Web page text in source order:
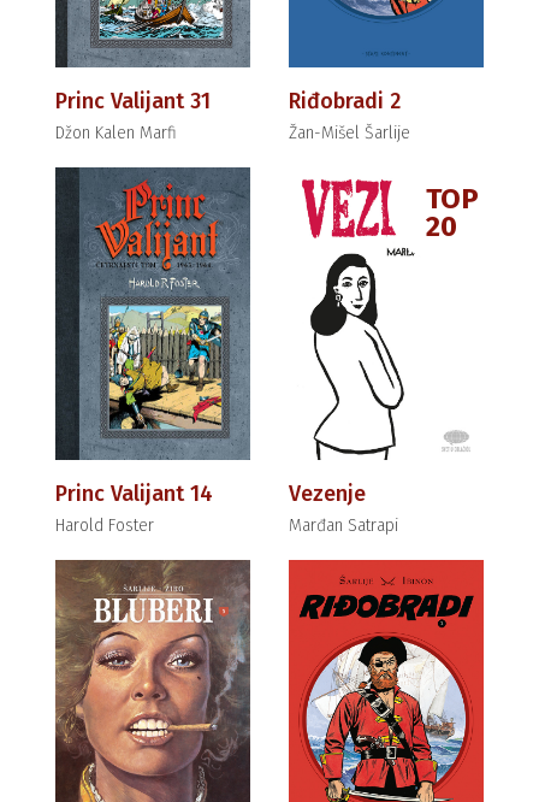
Princ Valijant 31
Džon Kalen Marfi
Riđobradi 2
Žan-Mišel Šarlije
Princ Valijant 14
Harold Foster
TOP
20
Vezenje
Marđan Satrapi